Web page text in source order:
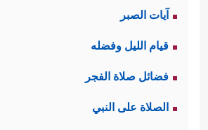
آيات الصبر
قيام الليل وفضله
فضائل صلاة الفجر
الصلاة على النبي